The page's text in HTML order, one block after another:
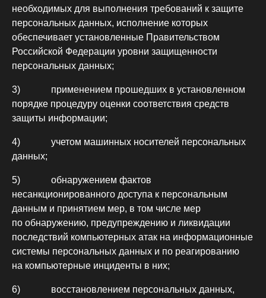
необходимых для выполнения требований к защите
персональных данных, исполнение которых
обеспечивает установленные Правительством
Российской Федерации уровни защищенности
персональных данных;
3) применением прошедших в установленном
порядке процедуру оценки соответствия средств
защиты информации;
4) учетом машинных носителей персональных
данных;
5) обнаружением фактов
несанкционированного доступа к персональным
данным и принятием мер, в том числе мер
по обнаружению, предупреждению и ликвидации
последствий компьютерных атак на информационные
системы персональных данных и по реагированию
на компьютерные инциденты в них;
6) восстановлением персональных данных,